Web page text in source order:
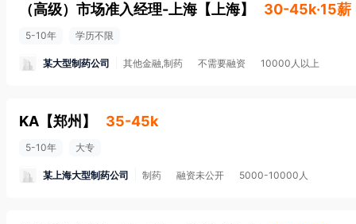
（高级）市场准入经理-上海 【 上海】 30-45k·15薪
5-10年 学历不限
某大型制药公司 其他金融,制药 不需要融资 10000人以上
KA 【郑州 】 35-45k
5-10年 大专
某上海大型制药公司 制药 融资未公开 5000-10000人